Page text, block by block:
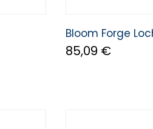
Bloom Forge
85,09 €